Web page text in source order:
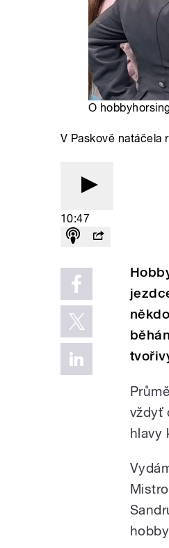
O
V Paskově natáčela
10:47
vždyť
hlavy